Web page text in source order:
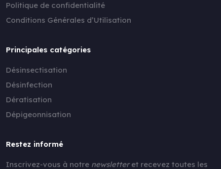
Politique de confidentialité
Conditions Générales d’Utilisation
Principales catégories
Désinsectisation
Désinfection
Dératisation
Dépigeonnisation
Restez informé
Inscrivez-vous à notre newsletteret recevez toutes les